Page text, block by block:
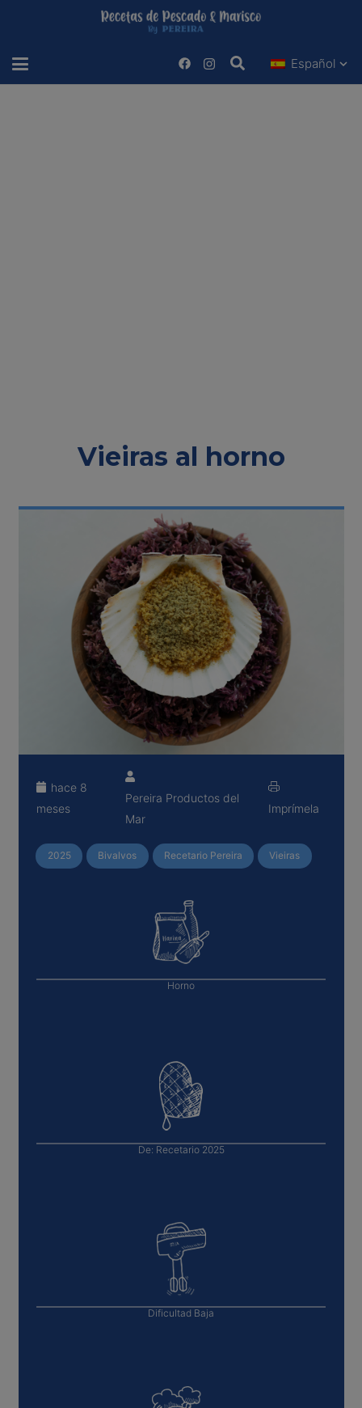
Español
Vieiras al horno
hace 8
meses
Pereira Productos del
Mar
Imprímela
2025 Bivalvos Recetario Pereira Vieiras
Horno
De: Recetario 2025
Dificultad Baja